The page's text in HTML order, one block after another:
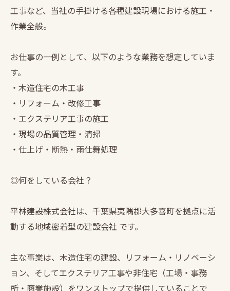
工事など、当社の手掛ける各種建設現場における施工・
作業全般。
お仕事の一例として、以下のような業務を想定していま
す。
・木造住宅の木工事
・リフォーム・改修工事
・エクステリア工事の施工
・現場の品質管理・清掃
・仕上げ・断熱・雨仕舞処理
◎何をしている会社？
平林建設株式会社は、千葉県夷隅郡大多喜町を拠点に活
動する地域密着型の建設会社 です。
主な事業は、木造住宅の建設、リフォーム・リノベーシ
ョン、そしてエクステリア工事や非住宅（工場・事務
所・商業施設）をワンストップで提供していることで